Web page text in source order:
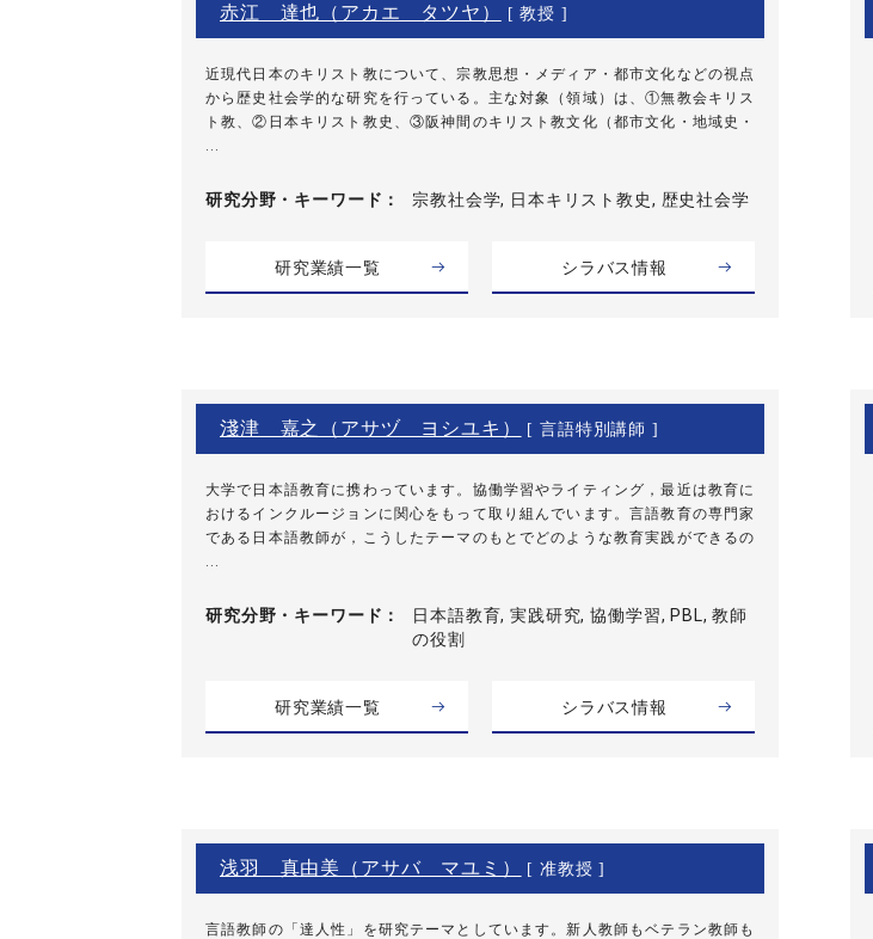
赤江 達也（アカエ タツヤ） [ 教授 ]
近現代日本のキリスト教について、宗教思想・メディア・都市文化などの視点
から歴史社会学的な研究を行っている。主な対象（領域）は、①無教会キリス
ト教、②日本キリスト教史、③阪神間のキリスト教文化（都市文化・地域史・
研究分野・ キーワード 宗教社会学, 日本キリスト教史, 歴史社会学
研究業績一覧 シラバス情報
淺津 嘉之（アサヅ ヨシユキ） [ 言語特別講師 ]
大学で日本語教育に携わっています。協働学習やライティング，最近は教育に
おけるインクルージョンに関心をもって取り組んでいます。言語教育の専門家
である日本語教師が，こうしたテーマのもとでどのような教育実践ができるの
研究分野・ キーワード
日本語教育, 実践研究, 協働学習, PBL, 教師
の役割
研究業績一覧 シラバス情報
浅羽 真由美（アサバ マユミ） [ 准教授 ]
言語教師の「達人性」を研究テーマとしています。新人教師もベテラン教師も